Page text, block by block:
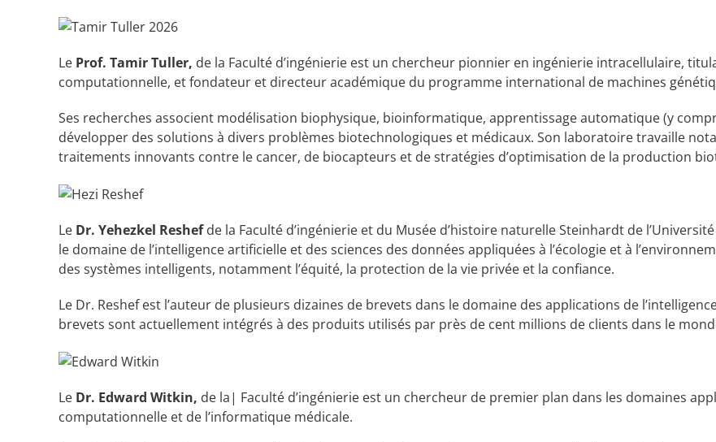
Le Prof. Tamir Tuller, de la Faculté d’ingénierie est un chercheur pionnier en ingénierie intracellulaire,
computationnelle, et fondateur et directeur académique du programme international de machines
Ses recherches associent modélisation biophysique, bioinformatique, apprentissage automatique (y
développer des solutions à divers problèmes biotechnologiques et médicaux. Son laboratoire travaille
traitements innovants contre le cancer, de biocapteurs et de stratégies d’optimisation de la production
Le Dr. Yehezkel Reshefde la Faculté d’ingénierie et du Musée d’histoire naturelle Steinhardt de
le domaine de l’intelligence artificielle et des sciences des données appliquées à l’écologie et à
des systèmes intelligents, notamment l’équité, la protection de la vie privée et la confiance.
Le Dr. Reshef est l’auteur de plusieurs dizaines de brevets dans le domaine des applications de
brevets sont actuellement intégrés à des produits utilisés par près de cent millions de clients dans le
Le Dr. Edward Witkin, de la| Faculté d’ingénierie est un chercheur de premier plan dans les domaines
computationnelle et de l’informatique médicale.